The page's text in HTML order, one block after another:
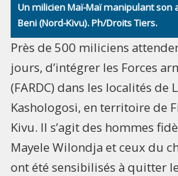
Un milicien Maï-Maï manipulant
Beni (Nord-Kivu). Ph/Droits Tiers.
Près de 500 miliciens
jours, d’intégrer les Forces
(FARDC) dans les localités de
Kashologosi, en territoire de
Kivu. Il s’agit des hommes
Mayele Wilondja et ceux du
ont été sensibilisés à quitter